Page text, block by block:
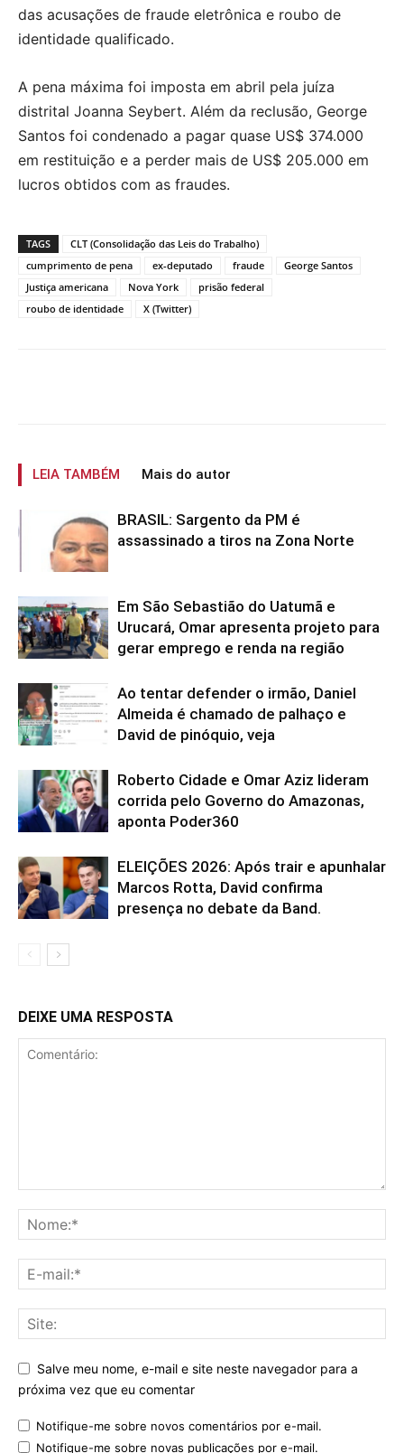
das acusações de fraude eletrônica e roubo de
identidade qualificado.
A pena máxima foi imposta em abril pela juíza
distrital Joanna Seybert. Além da reclusão, George
Santos foi condenado a pagar quase US$ 374.000
em restituição e a perder mais de US$ 205.000 em
lucros obtidos com as fraudes.
TAGS
CLT (Consolidação das Leis do Trabalho)
cumprimento de pena
ex-deputado fraude
George Santos
Justiça americana
Nova York
prisão federal
roubo de identidade
X (Twitter)
LEIA TAMBÉM Mais do autor
BRASIL: Sargento da PM é
assassinado a tiros na Zona Norte
Em São Sebastião do Uatumã e
Urucará, Omar apresenta projeto para
gerar emprego e renda na região
Ao tentar defender o irmão, Daniel
Almeida é chamado de palhaço e
David de pinóquio, veja
Roberto Cidade e Omar Aziz lideram
corrida pelo Governo do Amazonas,
aponta Poder360
ELEIÇÕES 2026: Após trair e apunhalar
Marcos Rotta, David confirma
presença no debate da Band.
DEIXE UMA RESPOSTA
Salve meu nome, e-mail e site neste navegador para a
próxima vez que eu comentar
Notifique-me sobre novos comentários por e-mail.
Notifique-me sobre novas publicações por e-mail.